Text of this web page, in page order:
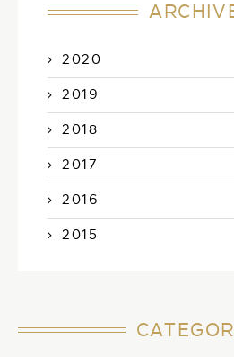
2020
2019
2018
2017
2016
2015